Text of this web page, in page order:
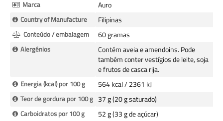
Marca Auro
Country of Manufacture Filipinas
Conteúdo / embalagem 60 gramas
Alergénios
Contém aveia e amendoins. Pode
também conter vestígios de leite, soja
e frutos de casca rija.
Energia (kcal) por 100 g 564 kcal / 2361 kJ
Teor de gordura por 100 g 37 g (20 g saturado)
Carboidratos por 100 g 52 g (33 g de açúcar)